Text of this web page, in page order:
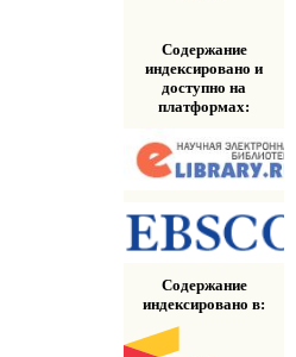
Содержание
индексировано и
доступно на
платформах:
Содержание
индексировано в: